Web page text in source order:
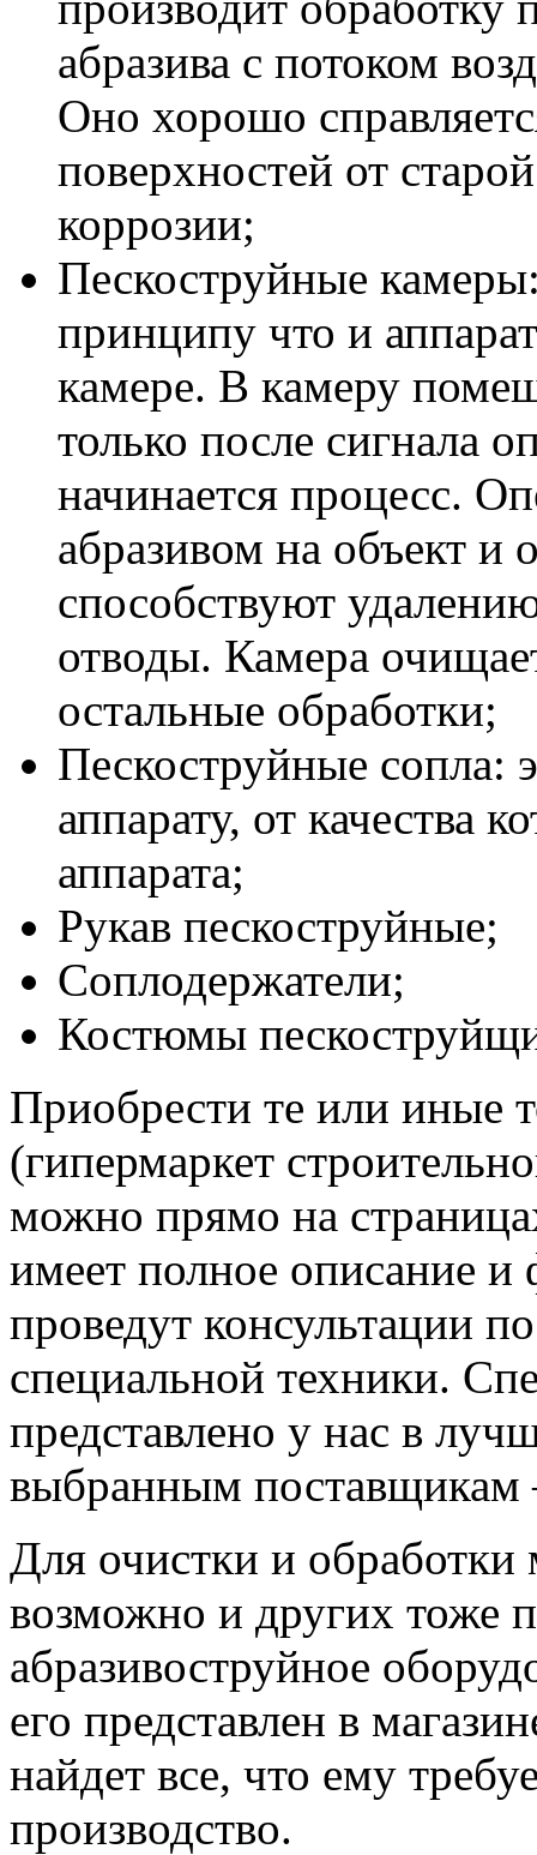
абразива с потоком
Оно хорошо
поверхностей от
коррозии;
Пескоструйные
принципу что и
камере. В камеру
только после сигнала
начинается процесс.
абразивом на объект и
способствуют
отводы. Камера
остальные обработки;
Пескоструйные сопла:
аппарату, от качества
аппарата;
Рукав пескоструйные;
Соплодержатели;
Костюмы
Приобрести те или иные
(гипермаркет
можно прямо на
имеет полное описание
проведут консультации
специальной техники.
представлено у нас в
выбранным поставщикам
Для очистки и обработки
возможно и других тоже
абразивоструйное
его представлен в
найдет все, что ему
производство.